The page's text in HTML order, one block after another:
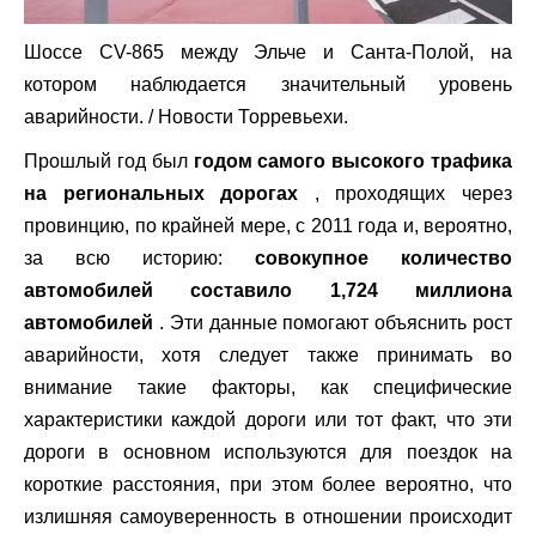
Шоссе CV-865 между Эльче и Санта-Полой, на
котором наблюдается значительный уровень
аварийности. / Новости Торревьехи.
Прошлый год был годом самого высокого трафика
на региональных дорогах , проходящих через
провинцию, по крайней мере, с 2011 года и, вероятно,
за всю историю: совокупное количество
автомобилей составило 1,724 миллиона
автомобилей . Эти данные помогают объяснить рост
аварийности, хотя следует также принимать во
внимание такие факторы, как специфические
характеристики каждой дороги или тот факт, что эти
дороги в основном используются для поездок на
короткие расстояния, при этом более вероятно, что
излишняя самоуверенность в отношении происходит